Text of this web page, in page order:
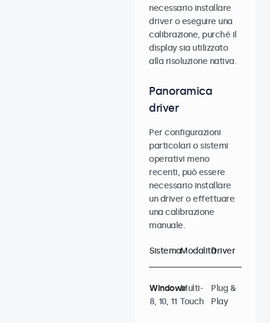
necessario installare
driver o eseguire una
calibrazione, purché il
display sia utilizzato
alla risoluzione nativa.
Panoramica
driver
Per configurazioni
particolari o sistemi
operativi meno
recenti, può essere
necessario installare
un driver o effettuare
una calibrazione
manuale.
SistemaModalitàDriver
Windows
8, 10, 11
Multi-
Touch
Plug &
Play